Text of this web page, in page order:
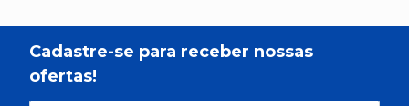
Cadastre-se para receber nossas
ofertas!